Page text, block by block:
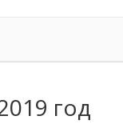
год